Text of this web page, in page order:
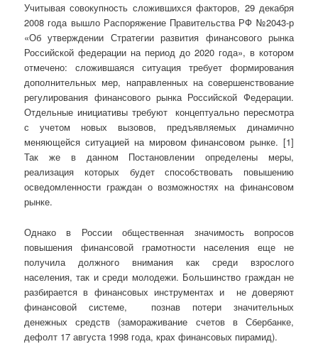
Учитывая совокупность сложившихся факторов, 29 декабря
2008 года вышло Распоряжение Правительства РФ №2043-р
«Об утверждении Стратегии развития финансового рынка
Российской федерации на период до 2020 года», в котором
отмечено: сложившаяся ситуация требует формирования
дополнительных мер, направленных на совершенствование
регулирования финансового рынка Российской Федерации.
Отдельные инициативы требуют концептуально пересмотра
с учетом новых вызовов, предъявляемых динамично
меняющейся ситуацией на мировом финансовом рынке. [1]
Так же в данном Постановлении определены меры,
реализация которых будет способствовать повышению
осведомленности граждан о возможностях на финансовом
рынке.
Однако в России общественная значимость вопросов
повышения финансовой грамотности населения еще не
получила должного внимания как среди взрослого
населения, так и среди молодежи. Большинство граждан не
разбирается в финансовых инструментах и не доверяют
финансовой системе, познав потери значительных
денежных средств (замораживание счетов в Сбербанке,
дефолт 17 августа 1998 года, крах финансовых пирамид).